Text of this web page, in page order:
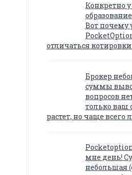
Конкретно
Вот почему
отличаться
Брокер
суммы
вопросов
только ваш
растет, но чаще всего
мне день!
небольшая